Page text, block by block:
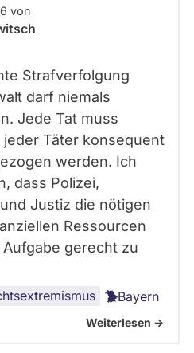
von
Strafverfolgung
darf niemals
Jede Tat muss
Täter konsequent
werden. Ich
dass Polizei,
Justiz die nötigen
Ressourcen
gerecht zu
Bayern
Weiterlesen ->